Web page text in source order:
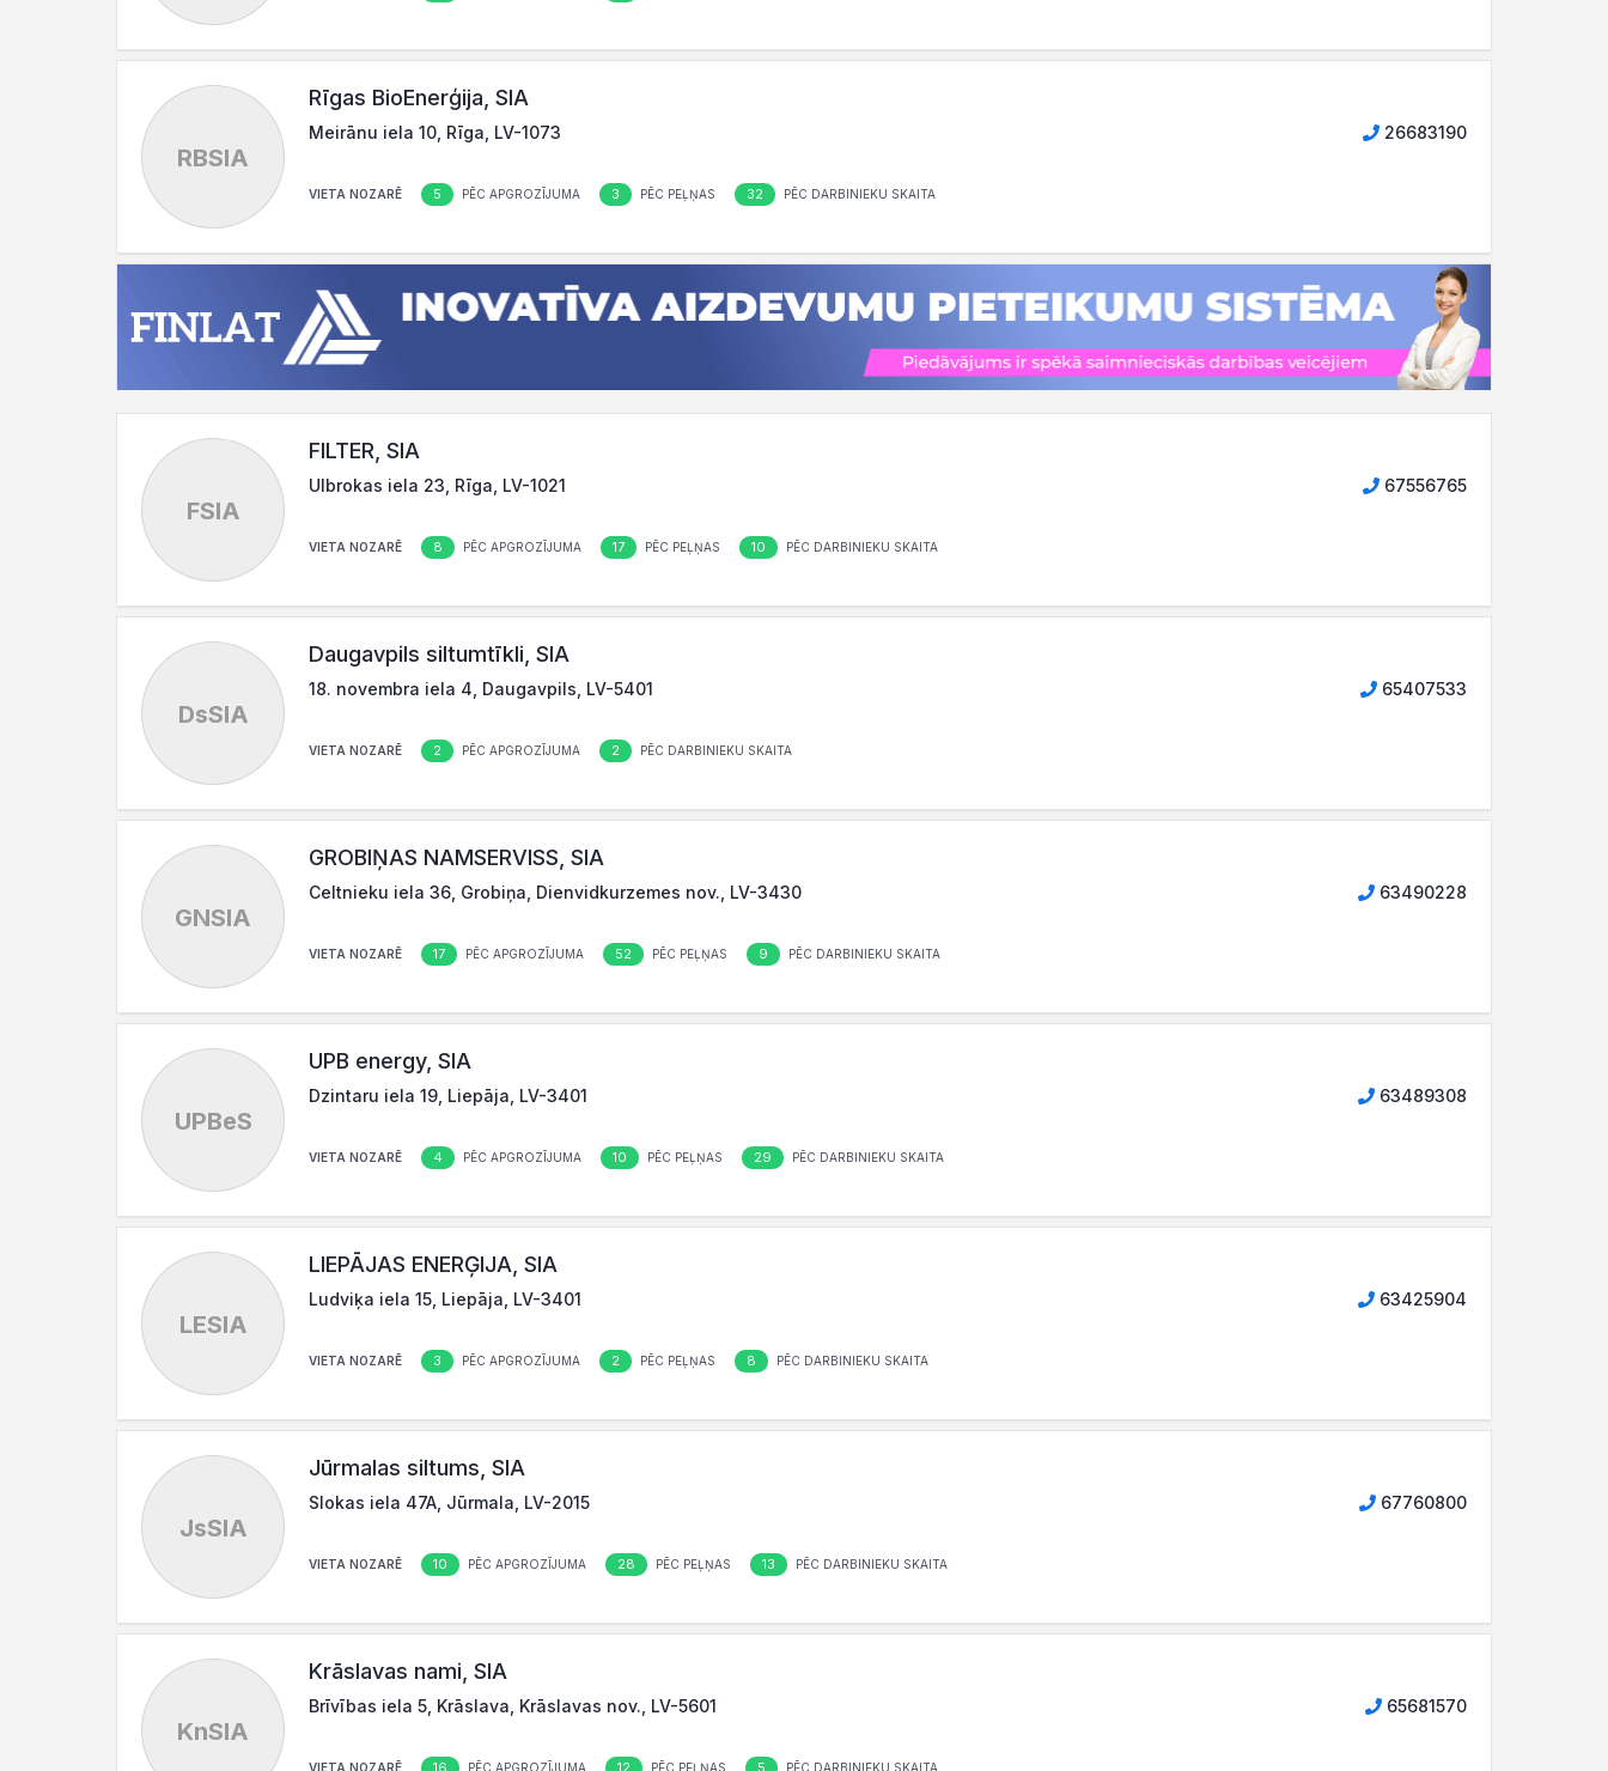
RBSIA
Rīgas BioEnerģija, SIA
Meirānu iela 10, Rīga, LV-1073 26683190
VIETA NOZARĒ 5 PĒC APGROZĪJUMA 3 PĒC PEĻŅAS 32 PĒC DARBINIEKU SKAITA
FSIA
FILTER, SIA
Ulbrokas iela 23, Rīga, LV-1021 67556765
VIETA NOZARĒ 8 PĒC APGROZĪJUMA 17 PĒC PEĻŅAS 10 PĒC DARBINIEKU SKAITA
DsSIA
Daugavpils siltumtīkli, SIA
18. novembra iela 4, Daugavpils, LV-5401 65407533
VIETA NOZARĒ 2 PĒC APGROZĪJUMA 2 PĒC DARBINIEKU SKAITA
GNSIA
GROBIŅAS NAMSERVISS, SIA
Celtnieku iela 36, Grobiņa, Dienvidkurzemes nov., LV-3430 63490228
VIETA NOZARĒ 17 PĒC APGROZĪJUMA 52 PĒC PEĻŅAS 9 PĒC DARBINIEKU SKAITA
UPBeS
UPB energy, SIA
Dzintaru iela 19, Liepāja, LV-3401 63489308
VIETA NOZARĒ 4 PĒC APGROZĪJUMA 10 PĒC PEĻŅAS 29 PĒC DARBINIEKU SKAITA
LESIA
LIEPĀJAS ENERĢIJA, SIA
Ludviķa iela 15, Liepāja, LV-3401 63425904
VIETA NOZARĒ 3 PĒC APGROZĪJUMA 2 PĒC PEĻŅAS 8 PĒC DARBINIEKU SKAITA
JsSIA
Jūrmalas siltums, SIA
Slokas iela 47A, Jūrmala, LV-2015 67760800
VIETA NOZARĒ 10 PĒC APGROZĪJUMA 28 PĒC PEĻŅAS 13 PĒC DARBINIEKU SKAITA
KnSIA
Krāslavas nami, SIA
Brīvības iela 5, Krāslava, Krāslavas nov., LV-5601 65681570
VIETA NOZARĒ 16 PĒC APGROZĪJUMA 12 PĒC PEĻŅAS 5 PĒC DARBINIEKU SKAITA